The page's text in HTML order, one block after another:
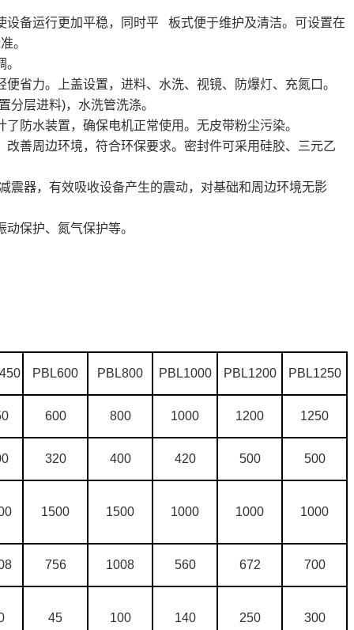
设备运行更加平稳，同时平 板式便于维护及清洁。可设置在
。
省力。上盖设置，进料、水洗、视镜、防爆灯、充氮口。
分层进料)，水洗管洗涤。
防水装置，确保电机正常使用。无皮带粉尘污染。
改善周边环境，符合环保要求。密封件可采用硅胶、三元乙
震器，有效吸收设备产生的震动，对基础和周边环境无影
保护、氮气保护等。
PBL600 PBL800 PBL1000 PBL1200 PBL1250
600 800 1000 1200 1250
320 400 420 500 500
1500 1500 1000 1000 1000
756 1008 560 672 700
45 100 140 250 300